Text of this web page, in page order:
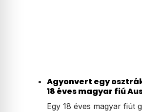
Agyonvert egy
18 éves magyar fiú
Egy 18 éves magyar fiút